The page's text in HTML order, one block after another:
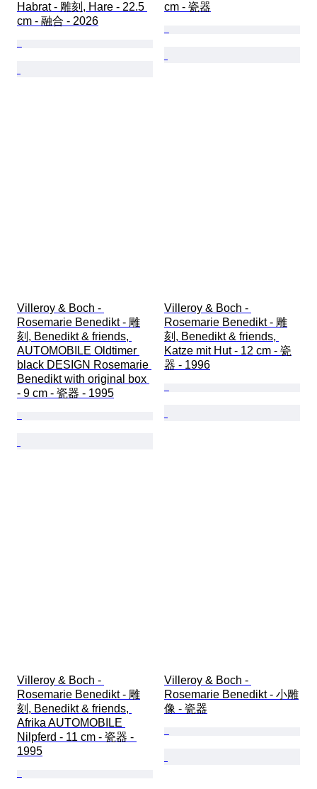
Habrat - 雕刻, Hare - 22.5
cm - 融合 - 2026
cm - 瓷器
Villeroy & Boch -
Rosemarie Benedikt - 雕
刻, Benedikt & friends,
AUTOMOBILE Oldtimer
black DESIGN Rosemarie
Benedikt with original box
- 9 cm - 瓷器 - 1995
Villeroy & Boch -
Rosemarie Benedikt - 雕
刻, Benedikt & friends,
Katze mit Hut - 12 cm - 瓷
器 - 1996
Villeroy & Boch -
Rosemarie Benedikt - 雕
刻, Benedikt & friends,
Afrika AUTOMOBILE
Nilpferd - 11 cm - 瓷器 -
1995
Villeroy & Boch -
Rosemarie Benedikt - 小雕
像 - 瓷器